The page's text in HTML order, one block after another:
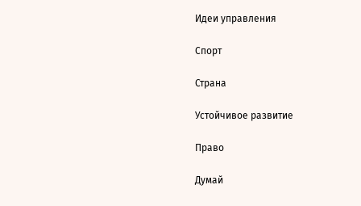
Идеи управления
Спорт
Страна
Устойчивое развитие
Право
Думай